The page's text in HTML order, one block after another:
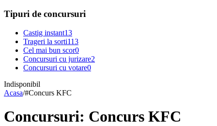
Tipuri de concursuri
Castig instant13
Trageri la sorti113
Cel mai bun scor0
Concursuri cu jurizare2
Concursuri cu votare0
Indisponibil
Acasa/#Concurs KFC
Concursuri: Concurs KFC